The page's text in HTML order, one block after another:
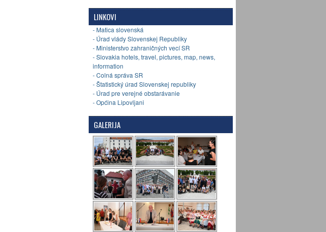
LINKOVI
- Matica slovenská
- Úrad vlády Slovenskej Republiky
- Ministerstvo zahraničných vecí SR
- Slovakia hotels, travel, pictures, map, news,
information
- Colná správa SR
- Štatistický úrad Slovenskej republiky
- Úrad pre verejné obstarávanie
- Općina Lipovljani
GALERIJA